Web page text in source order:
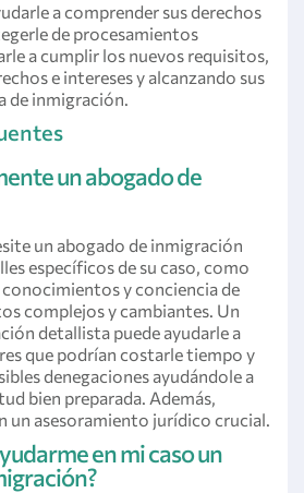
a comprender sus derechos
de procesamientos
a cumplir los nuevos requisitos,
e intereses y alcanzando sus
de inmigración.
un abogado de
un abogado de inmigración
específicos de su caso, como
y conciencia de
complejos y cambiantes. Un
detallista puede ayudarle a
que podrían costarle tiempo y
denegaciones ayudándole a
bien preparada. Además,
un asesoramiento jurídico crucial.
en mi caso un